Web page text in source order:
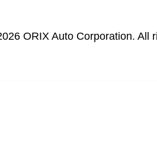
ORIX Auto Corporation. All